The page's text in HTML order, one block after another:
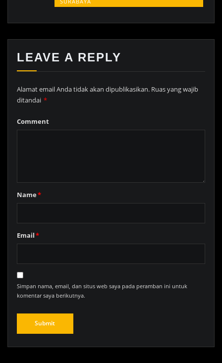
LEAVE A REPLY
Alamat email Anda tidak akan dipublikasikan. Ruas yang wajib
ditandai *
Comment
Name*
Email*
Simpan nama, email, dan situs web saya pada peramban ini untuk
komentar saya berikutnya.